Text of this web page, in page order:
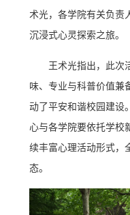
术光，各学院有关负责
沉浸式心灵探索之旅。
王术光指出，此次
味、专业与科普价值兼
动了平安和谐校园建设
心与各学院要依托学校
续丰富心理活动形式，
态。